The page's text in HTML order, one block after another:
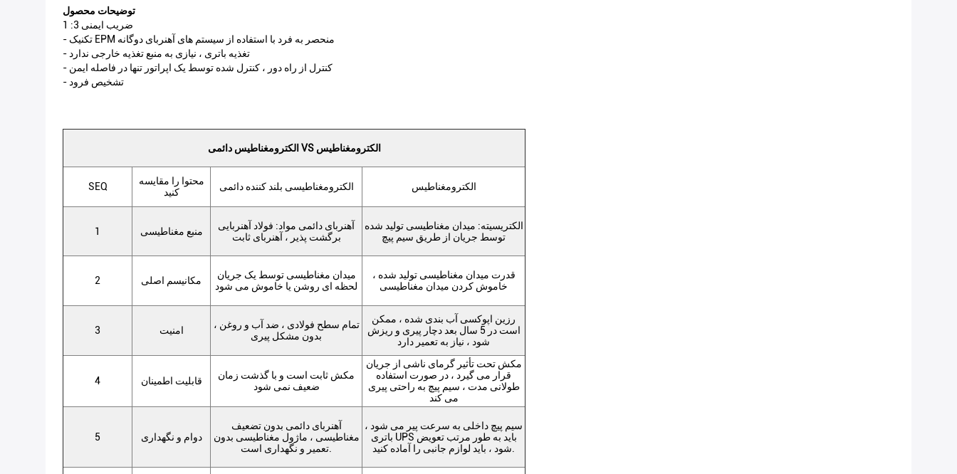
توضیحات محصول
ضریب ایمنی 3: 1
- تکنیک EPM منحصر به فرد با استفاده از سیستم های آهنربای دوگانه
- تغذیه باتری ، نیازی به منبع تغذیه خارجی ندارد
- کنترل از راه دور ، کنترل شده توسط یک اپراتور تنها در فاصله ایمن
- تشخیص فرود
الکترومغناطیس دائمی VS الکترومغناطیس
SEQ
محتوا را مقایسه
کنید
الکترومغناطیسی بلند کننده دائمی الکترومغناطیس
1 منبع مغناطیسی
آهنربای دائمی مواد: فولاد آهنربایی
برگشت پذیر ، آهنربای ثابت
الکتریسیته: میدان مغناطیسی تولید شده
توسط جریان از طریق سیم پیچ
2 مکانیسم اصلی
میدان مغناطیسی توسط یک جریان
لحظه ای روشن یا خاموش می شود
قدرت میدان مغناطیسی تولید شده ،
خاموش کردن میدان مغناطیسی
3 امنیت
تمام سطح فولادی ، ضد آب و روغن ،
بدون مشکل پیری
رزین اپوکسی آب بندی شده ، ممکن
است در 5 سال بعد دچار پیری و ریزش
شود ، نیاز به تعمیر دارد
4 قابلیت اطمینان
مکش ثابت است و با گذشت زمان
ضعیف نمی شود
مکش تحت تأثیر گرمای ناشی از جریان
قرار می گیرد ، در صورت استفاده
طولانی مدت ، سیم پیچ به راحتی پیری
می کند
5 دوام و نگهداری
آهنربای دائمی بدون تضعیف
مغناطیسی ، ماژول مغناطیسی بدون
تعمیر و نگهداری است.
سیم پیچ داخلی به سرعت پیر می شود ،
باتری UPS باید به طور مرتب تعویض
شود ، باید لوازم جانبی را آماده کنید.